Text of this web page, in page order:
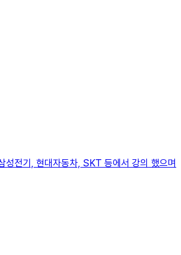
성전기, 현대자동차, SKT 등에서 강의 했으며